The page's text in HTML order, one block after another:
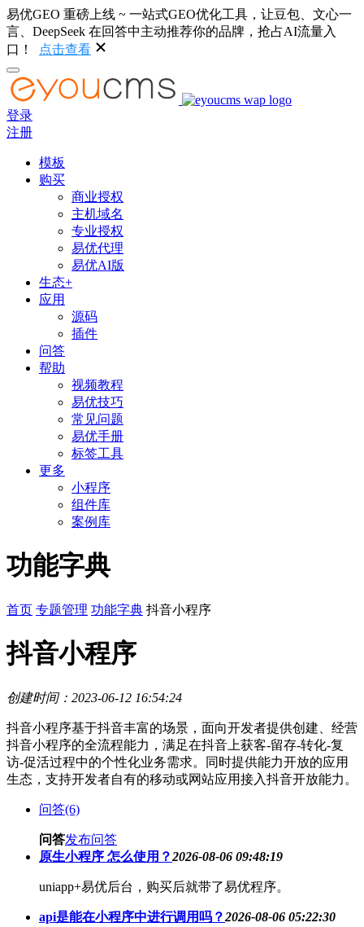
易优GEO 重磅上线 ~ 一站式GEO优化工具，让豆包、文心一
言、DeepSeek 在回答中主动推荐你的品牌，抢占AI流量入
口！
点击查看
登录
注册
模板
购买
商业授权
主机域名
专业授权
易优代理
易优AI版
生态+
应用
源码
插件
问答
帮助
视频教程
易优技巧
常见问题
易优手册
标签工具
更多
小程序
组件库
案例库
功能字典
首页 专题管理 功能字典 抖音小程序
抖音小程序
创建时间：2023-06-12 16:54:24
抖音小程序基于抖音丰富的场景，面向开发者提供创建、经营
抖音小程序的全流程能力，满足在抖音上获客-留存-转化-复
访-促活过程中的个性化业务需求。同时提供能力开放的应用
生态，支持开发者自有的移动或网站应用接入抖音开放能力。
问答(6)
问答发布问答
原生小程序 怎么使用？2026-08-06 09:48:19
uniapp+易优后台，购买后就带了易优程序。
api是能在小程序中进行调用吗？2026-08-06 05:22:30